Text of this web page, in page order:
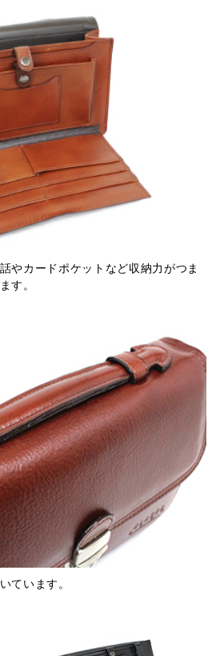
やカードポケットなど収納力がつま
す。
ています。